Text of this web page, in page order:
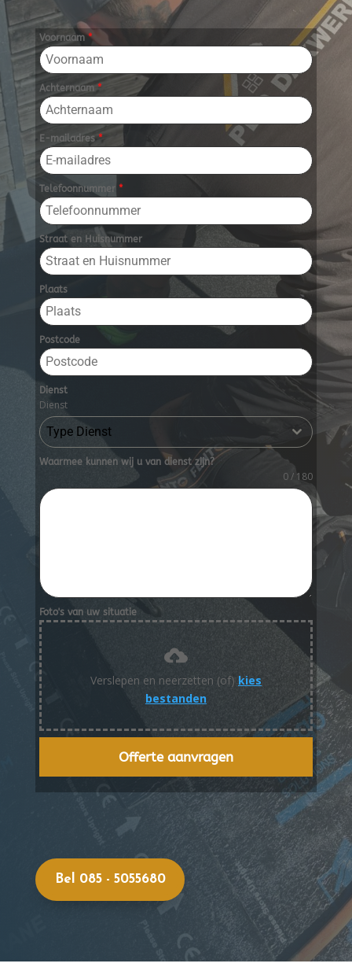
Voornaam*
Achternaam*
E-mailadres*
Telefoonnummer *
Straat en Huisnummer
Plaats
Postcode
Dienst
Dienst
Type Dienst
Waarmee kunnen wij u van dienst zijn?
0 / 180
Foto's van uw situatie
Verslepen en neerzetten (of) kies
bestanden
Offerte aanvragen
Bel 085 - 5055680